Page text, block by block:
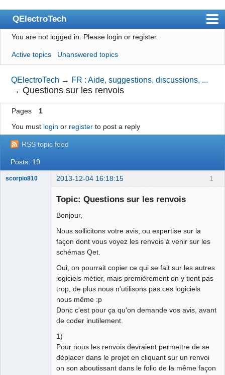
QElectroTech
Index
User list
Search
Register
Login
Site officiel
Wiki
BugTracker
You are not logged in. Please login or register.
Active topics Unanswered topics
QElectroTech → FR : Aide, suggestions, discussions, ...
→Questions sur les renvois
Pages
1
You must login or registerto post a reply
RSS topic feed
Posts: 19
1
scorpio810 2013-12-04 16:18:15
Topic: Questions sur les renvois
Bonjour,
Nous sollicitons votre avis, ou expertise sur la
façon dont vous voyez les renvois à venir sur les
schémas Qet.
Oui, on pourrait copier ce qui se fait sur les autres
logiciels métier, mais premièrement on y tient pas
trop, de plus nous n'utilisons pas ces logiciels
nous même :p
Donc c'est pour ça qu'on demande vos avis, avant
de coder inutilement.
1)
Pour nous les renvois devraient permettre de se
déplacer dans le projet en cliquant sur un renvoi
on son aboutissant dans le folio de la même façon